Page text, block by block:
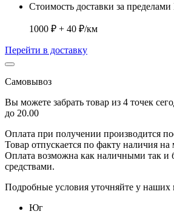
Стоимость доставки за
1000 ₽ + 40 ₽/км
Перейти в доставку
Самовывоз
Вы можете забрать товар из 4 точек
до 20.00
Оплата при получении производится
Товар отпускается по факту наличия на
Оплата возможна как наличными так и
средствами.
Подробные условия уточняйте у наших
Юг